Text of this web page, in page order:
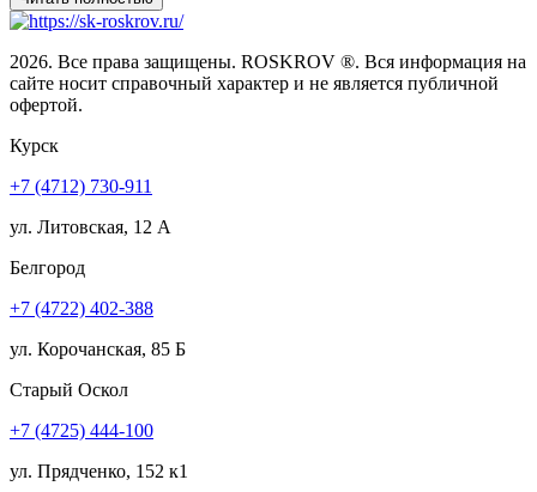
2026. Все права защищены. ROSKROV ®. Вся информация на
сайте носит справочный характер и не является публичной
офертой.
Курск
+7 (4712) 730-911
ул. Литовская, 12 А
Белгород
+7 (4722) 402-388
ул. Корочанская, 85 Б
Старый Оскол
+7 (4725) 444-100
ул. Прядченко, 152 к1